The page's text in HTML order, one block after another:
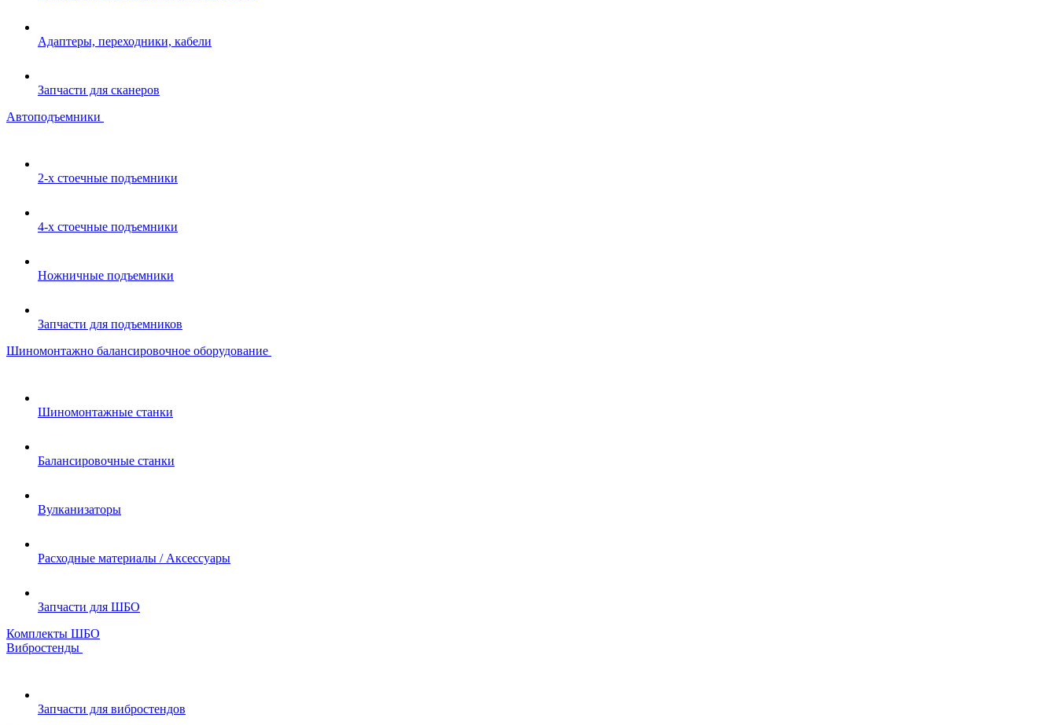
Адаптеры, переходники, кабели
Запчасти для сканеров
Автоподъемники
2-х стоечные подъемники
4-х стоечные подъемники
Ножничные подъемники
Запчасти для подъемников
Шиномонтажно балансировочное оборудование
Шиномонтажные станки
Балансировочные станки
Вулканизаторы
Расходные материалы / Аксессуары
Запчасти для ШБО
Комплекты ШБО
Вибростенды
Запчасти для вибростендов